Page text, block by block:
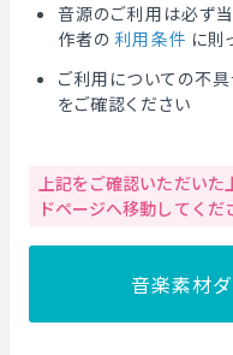
音源のご利用は必ず
作者の 利用条件 に則
ご利用についての不
をご確認ください
上記をご確認いただいた
ドページへ移動してくだ
音楽素材